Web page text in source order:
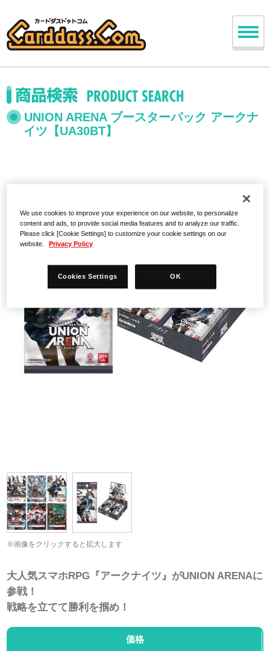
UNION ARENA ブースターパック アークナ
イツ【UA30BT】
※画像をクリックすると拡大します
大人気スマホRPG『アークナイツ』がUNION ARENAに
参戦！
戦略を立てて勝利を掴め！
価格
We use cookies to improve your experience on our website, to personalize
content and ads, to provide social media features and to analyze our traffic.
Please click [Cookie Settings] to customize your cookie settings on our
website.
Privacy Policy
Cookies Settings OK